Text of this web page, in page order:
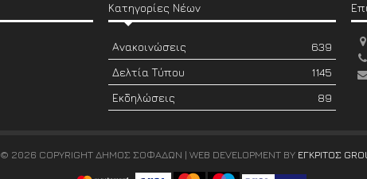
Κατηγορίες Νέων
Ανακοινώσεις
639
Δελτία Τύπου
1145
Εκδηλώσεις
89
© 2026 COPYRIGHT ΔΗΜΟΣ ΣΟΦΑΔΩΝ | WEB DEVELOPMENT BY ΕΓΚΡΙΤΟΣ